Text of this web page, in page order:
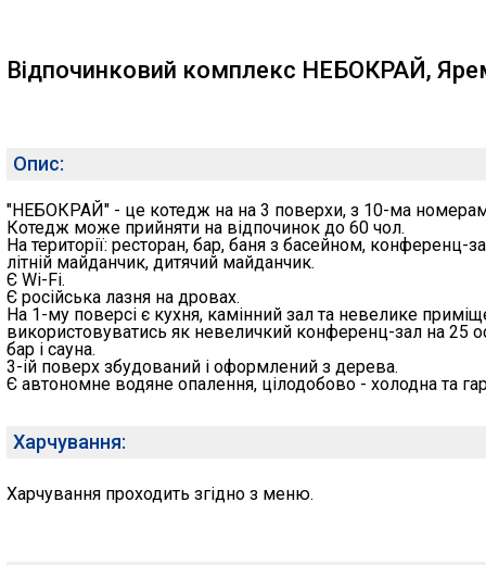
Відпочинковий комплекс НЕБОКРАЙ,
Опис:
"НЕБОКРАЙ" - це котедж на на 3 поверхи, з 10-ма
Котедж може прийняти на відпочинок до 60 чол.
На території: ресторан, бар, баня з басейном, конференц-
літній майданчик, дитячий майданчик.
Є Wi-Fi.
Є російська лазня на дровах.
На 1-му поверсі є кухня, камінний зал та невелике
використовуватись як невеличкий конференц-зал на 25
бар і сауна.
3-ій поверх збудований і оформлений з дерева.
Є автономне водяне опалення, цілодобово - холодна та
Харчування:
Харчування проходить згідно з меню.